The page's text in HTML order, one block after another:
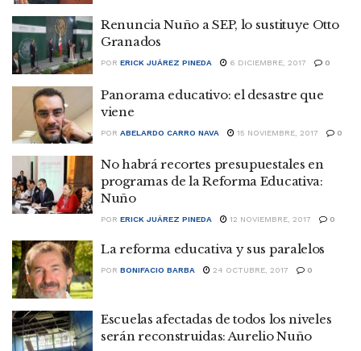
Renuncia Nuño a SEP, lo sustituye Otto
Granados
POR ERICK JUÁREZ PINEDA 6 DICIEMBRE, 2017 0
Panorama educativo: el desastre que
viene
POR ABELARDO CARRO NAVA 15 NOVIEMBRE, 2017 0
No habrá recortes presupuestales en
programas de la Reforma Educativa:
Nuño
POR ERICK JUÁREZ PINEDA 12 NOVIEMBRE, 2017 0
La reforma educativa y sus paralelos
POR BONIFACIO BARBA 24 OCTUBRE, 2017 0
Escuelas afectadas de todos los niveles
serán reconstruidas: Aurelio Nuño